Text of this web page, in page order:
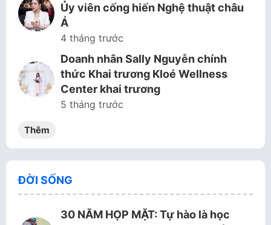
Ủy viên cống hiến Nghệ thuật châu
Á
4 tháng trước
Doanh nhân Sally Nguyễn chính
thức Khai trương Kloé Wellness
Center khai trương
5 tháng trước
Thêm
ĐỜI SỐNG
30 NĂM HỌP MẶT: Tự hào là học